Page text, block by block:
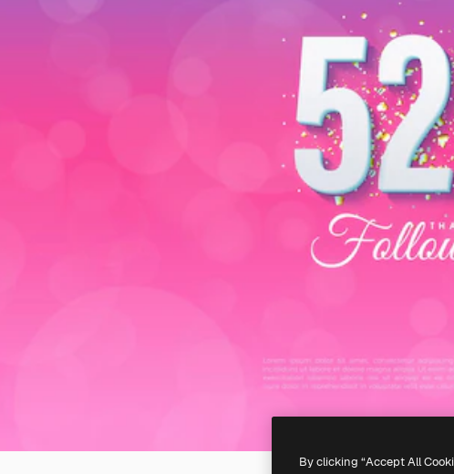
By clicking “Accept All